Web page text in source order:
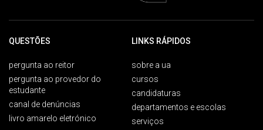
QUESTÕES
pergunta ao reitor
pergunta ao provedor do
estudante
canal de denúncias
livro amarelo eletrónico
LINKS RÁPIDOS
sobre a ua
cursos
candidaturas
departamentos e escolas
serviços